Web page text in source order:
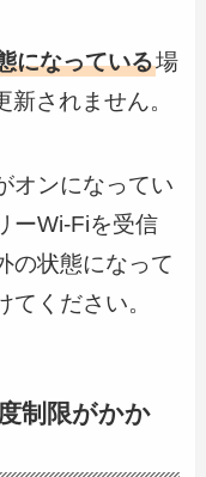
になっている場
されません。
オンになってい
ーWi-Fiを受信
の状態になって
てください。
制限がかか